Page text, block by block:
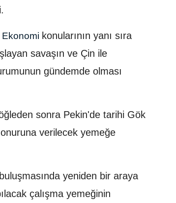
Ekonomi konularının yanı sıra
savaşın ve Çin ile
gündemde olması
sonra Pekin'de tarihi Gök
verilecek yemeğe
yeniden bir araya
çalışma yemeğinin